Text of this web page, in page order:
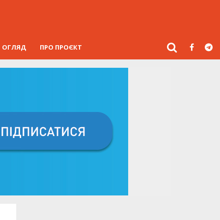
ОГЛЯД ПРО ПРОЄКТ